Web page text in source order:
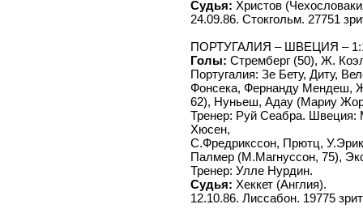
Судья: Христов
24.09.86. Стокгольм. 27751
ПОРТУГАЛИЯ – ШВЕЦИЯ –
Голы: Стремберг (50), Ж.
Португалия: Зе Бету, Диту,
Фонсека, Фернанду
62), Нуньеш, Адау (Мариу
Тренер: Руй Сеабра. Швеция:
Хюсен,
С.Фредрикссон, Прютц,
Палмер (М.Магнуссон, 75),
Тренер: Улле Нурдин.
Судья: Хеккет (Англия).
12.10.86. Лиссабон. 19775